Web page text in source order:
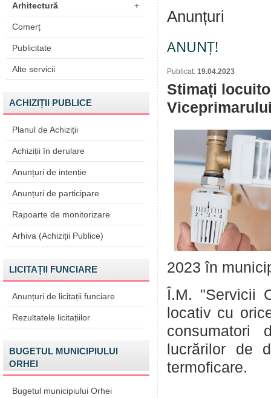
Arhitectură +
Comerț
Publicitate
Alte servicii
ACHIZIȚII PUBLICE
Planul de Achiziții
Achiziții în derulare
Anunțuri de intenție
Anunțuri de participare
Rapoarte de monitorizare
Arhiva (Achiziții Publice)
LICITAȚII FUNCIARE
Anunțuri de licitații funciare
Rezultatele licitațiilor
BUGETUL MUNICIPIULUI
ORHEI
Bugetul municipiului Orhei
Anunțuri
ANUNȚ!
Publicat: 19.04.2023
Stimați
2023 în
Î.M. "Servicii
locativ cu
consumatori
lucrărilor de
termoficare.